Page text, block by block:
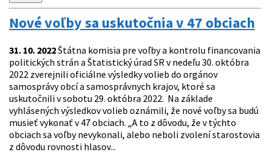
Nové voľby sa uskutočnia v 47 obciach
31. 10. 2022Štátna komisia pre voľby a kontrolu financovania
politických strán a Štatistický úrad SR v nedeľu 30. októbra
2022 zverejnili oficiálne výsledky volieb do orgánov
samosprávy obcí a samosprávnych krajov, ktoré sa
uskutočnili v sobotu 29. októbra 2022. Na základe
vyhlásených výsledkov volieb oznámili, že nové voľby sa budú
musieť vykonať v 47 obciach. „A to z dôvodu, že v týchto
obciach sa voľby nevykonali, alebo neboli zvolení starostovia
z dôvodu rovnosti hlasov...